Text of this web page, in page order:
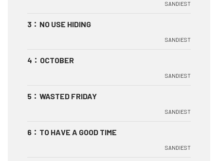
SANDIEST
3 ： NO USE HIDING
SANDIEST
4 ： OCTOBER
SANDIEST
5 ： WASTED FRIDAY
SANDIEST
6 ： TO HAVE A GOOD TIME
SANDIEST